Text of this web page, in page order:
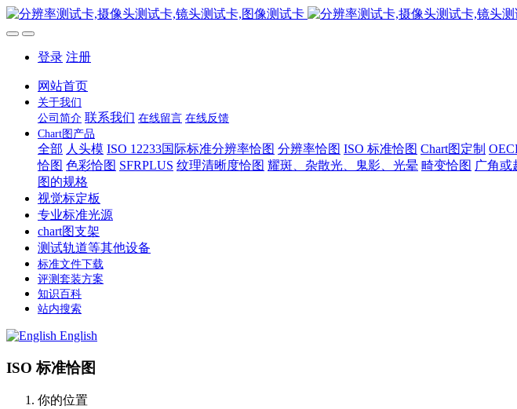
登录 注册
网站首页
关于我们
公司简介 联系我们 在线留言 在线反馈
Chart图产品
全部 人头模 ISO 12233国际标准分辨率恰图 分辨率恰图 ISO 标准恰图 Chart图定制
恰图 色彩恰图 SFRPLUS 纹理清晰度恰图 耀斑、杂散光、鬼影、光晕 畸变恰图 广角或
图的规格
视觉标定板
专业标准光源
chart图支架
测试轨道等其他设备
标准文件下载
评测套装方案
知识百科
站内搜索
English
ISO 标准恰图
你的位置